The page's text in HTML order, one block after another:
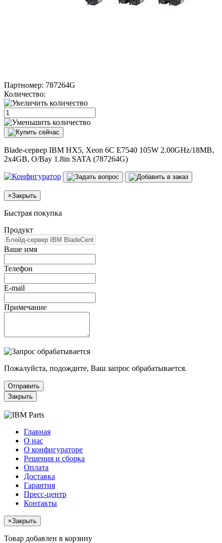
Партномер: 787264G
Количество:
Blade-сервер IBM HX5, Xeon 6C E7540 105W 2.00GHz/18MB,
2x4GB, O/Bay 1.8in SATA (787264G)
×Закрыть
Быстрая покупка
Продукт
Ваше имя
Телефон
E-mail
Примечание
Пожалуйста, подождите, Ваш запрос обрабатывается.
Отправить
Закрыть
Главная
О нас
О конфигураторе
Решения и сборка
Оплата
Доставка
Гарантия
Пресс-центр
Контакты
×Закрыть
Товар добавлен в корзину